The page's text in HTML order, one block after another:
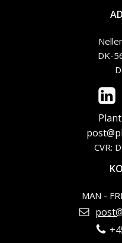
DK-
CVR:
MAN -